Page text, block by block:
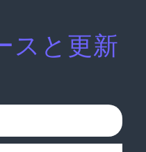
スと更新